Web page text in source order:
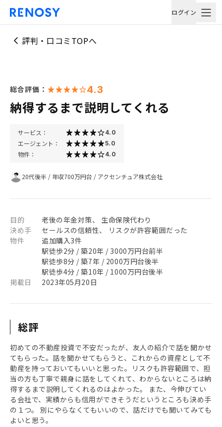
ログイン
評判・口コミTOPへ
総合評価： 4.3
納得するまで説明してくれる
サービス： 4.0
エージェント： 5.0
物件： 4.0
20代後半 / 年収700万円台 / アクセンチュア株式会社
目的
老後の年金対策、 生命保険代わり
決め手
セールスの信頼性、 リスクが許容範囲だった
物件
追加購入3件
駅徒歩2分 / 築20年 / 3000万円台前半
駅徒歩8分 / 築7年 / 2000万円台後半
駅徒歩4分 / 築10年 / 1000万円台後半
掲載日
2023年05月20日
総評
初めての不動産投資で不安だったが、友人の紹介で話を聞かせ
てもらった。話を聞かせてもらうと、これからの資産として不
動産を持っておいてもいいと思った。リスクも許容範囲で、担
当の方も丁寧で親身に話をしてくれて、わからないところは納
得するまで説明してくれるのはよかった。 また、今伸びてい
る会社で、実績からも信用ができそうだというところも決め手
の１つ。 別にやらなくてもいいので、話だけでも聞いてみても
よいと思う。